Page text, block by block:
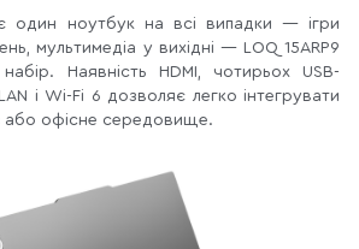
один ноутбук на всі випадки — ігри
мультимедіа у вихідні — LOQ 15ARP9
Наявність HDMI, чотирьох USB-
і Wi-Fi 6 дозволяє легко інтегрувати
офісне середовище.